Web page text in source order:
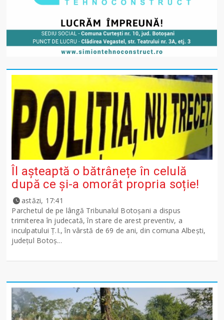
Îl așteaptă o bătrânețe în celulă
după ce și-a omorât propria soție!
astăzi, 17:41
Parchetul de pe lângă Tribunalul Botoşani a dispus
trimiterea în judecată, în stare de arest preventiv, a
inculpatului Ț.I., în vârstă de 69 de ani, din comuna Albești,
județul Botoș...